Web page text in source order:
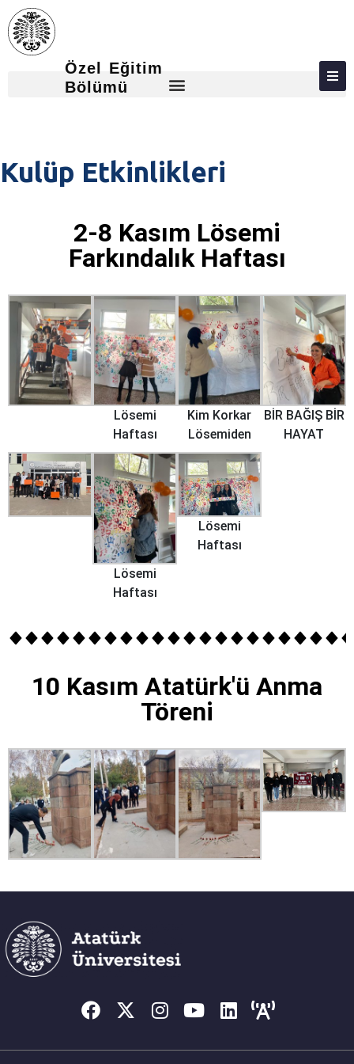
Özel Eğitim
Bölümü
HAKKIMIZDA
ADAY ÖĞRENCILER
KULÜP ETKINLIKLERI
Kulüp Etkinlikleri
2-8 Kasım Lösemi
Farkındalık Haftası
Lösemi
Haftası
Kim Korkar
Lösemiden
BİR BAĞIŞ BİR
HAYAT
Lösemi
Haftası
Lösemi
Haftası
10 Kasım Atatürk'ü Anma
Töreni